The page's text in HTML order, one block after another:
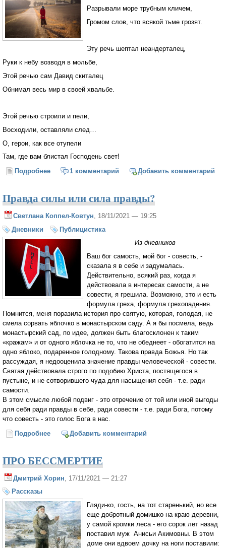
Разрывали море трубным кличем,
Громом слов, что всякой тьме грозят.
Эту речь шептал неандерталец,
Руки к небу возводя в мольбе,
Этой речью сам Давид скиталец
Обнимал весь мир в своей хвальбе.
Этой речью строили и пели,
Восходили, оставляли след…
О, герои, как все отупели
Там, где вам блистал Господень свет!
Подробнее о Тараторил в церкви поп привычно
1 комментарий Добавить комментарий
Правда силы или сила правды?
Светлана Коппел-Ковтун , 18/11/2021 — 19:25
Дневники
Публицистика
Из дневников
Ваш бог самость, мой бог - совесть, -
сказала я в себе и задумалась.
Действительно, всякий раз, когда я
действовала в интересах самости, а не
совести, я грешила. Возможно, это и есть
формула греха, формула грехопадения.
Помнится, меня поразила история про святую, которая, голодая, не
смела сорвать яблочко в монастырском саду. А я бы посмела, ведь
монастырский сад, по идее, должен быть благосклонен к таким
«кражам» и от одного яблочка не то, что не обеднеет - обогатится на
одно яблоко, подаренное голодному. Такова правда Божья. Но так
рассуждая, я недооценила значение правды человеческой - совести.
Святая действовала строго по подобию Христа, постящегося в
пустыне, и не сотворившего чуда для насыщения себя - т.е. ради
самости.
В этом смысле любой подвиг - это отречение от той или иной выгоды
для себя ради правды в себе, ради совести - т.е. ради Бога, потому
что совесть - это голос Бога в нас.
Подробнее о Правда силы или сила правды?
Добавить комментарий
ПРО БЕССМЕРТИЕ
Дмитрий Хорин , 17/11/2021 — 21:27
Рассказы
Гляди-ко, гость, на тот старенький, но все
еще добротный домишко на краю деревни,
у самой кромки леса - его сорок лет назад
поставил муж Анисьи Акимовны. В этом
доме они вдвоем дочку на ноги поставили: